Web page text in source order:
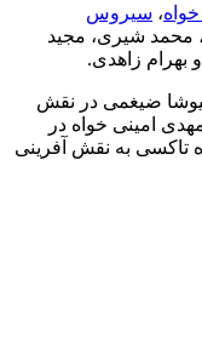
، سیروس
، محمد شیری، مجید
زاهدی.
ضیغمی در نقش
امینی خواه در
تاکسی به نقش آفرینی